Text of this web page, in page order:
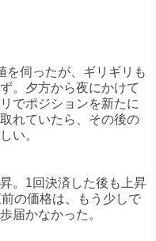
を伺ったが、ギリギリも
。夕方から夜にかけて
でポジションを新たに
れていたら、その後の
い。
。1回決済した後も上昇
の価格は、もう少しで
届かなかった。